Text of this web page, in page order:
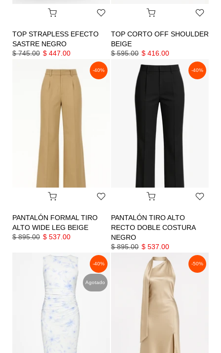
TOP STRAPLESS EFECTO
SASTRE NEGRO
$ 745.00 $ 447.00
TOP CORTO OFF SHOULDER
BEIGE
$ 595.00 $ 416.00
-40%
PANTALÓN FORMAL TIRO
ALTO WIDE LEG BEIGE
$ 895.00 $ 537.00
-40%
PANTALÓN TIRO ALTO
RECTO DOBLE COSTURA
NEGRO
$ 895.00 $ 537.00
-40%
Agotado
-50%